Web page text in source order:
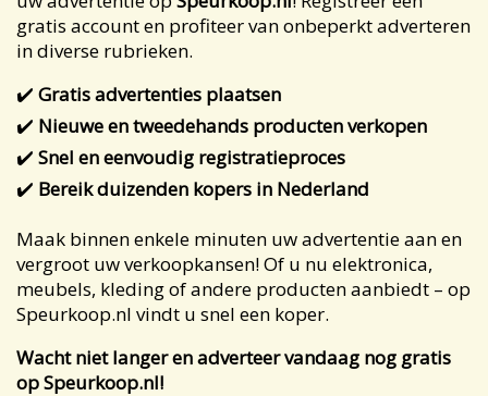
gratis account en profiteer van onbeperkt adverteren
in diverse rubrieken.
✔️ Gratis advertenties plaatsen
✔️ Nieuwe en tweedehands producten verkopen
✔️ Snel en eenvoudig registratieproces
✔️ Bereik duizenden kopers in Nederland
Maak binnen enkele minuten uw advertentie aan en
vergroot uw verkoopkansen! Of u nu elektronica,
meubels, kleding of andere producten aanbiedt – op
Speurkoop.nl vindt u snel een koper.
Wacht niet langer en adverteer vandaag nog gratis
op Speurkoop.nl!